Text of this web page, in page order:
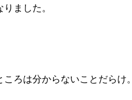
ました。
ろは分からないことだらけ。